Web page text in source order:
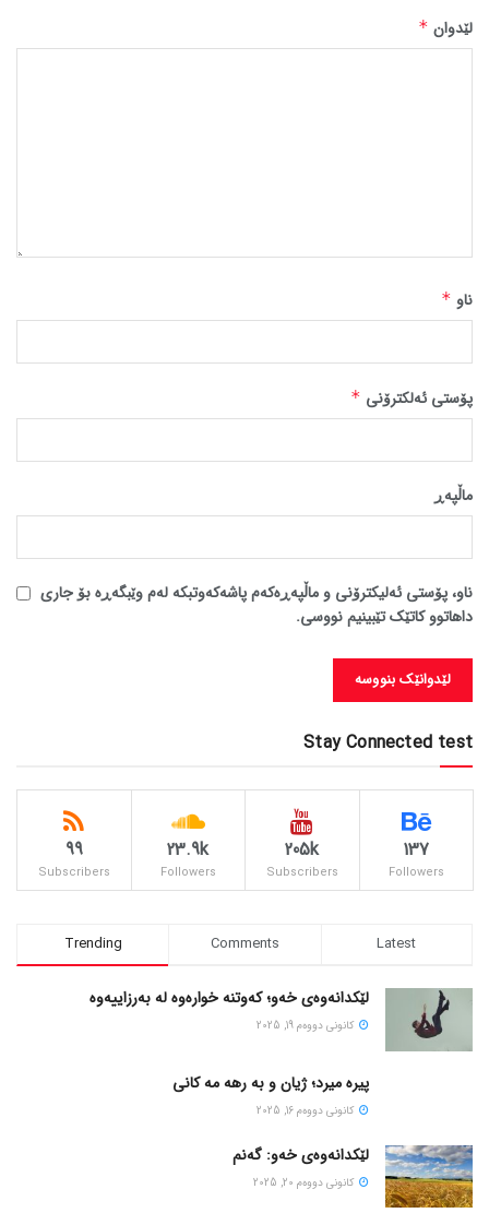
لێدوان *
ناو *
پۆستی ئەلکترۆنی *
ماڵپه‌ڕ
ناو، پۆستی ئەلیکترۆنی و ماڵپەڕەکەم پاشەکەوتبکە لەم وێبگەڕە بۆ جاری
داهاتوو کاتێک تێبینیم نووسی.
Stay Connected test
137
Followers
205k
Subscribers
23.9k
Followers
99
Subscribers
Trending Comments Latest
لێکدانەوەی خەو؛ کەوتنە خوارەوە لە بەرزاییەوە
كانونی دووه‌م 19, 2025
پیره میرد؛ ژیان و به رهه مه کانی
كانونی دووه‌م 16, 2025
لێکدانەوەی خەو: گەنم
كانونی دووه‌م 20, 2025